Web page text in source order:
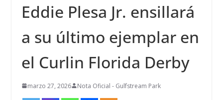
Eddie Plesa Jr. ensillará
a su último ejemplar en
el Curlin Florida Derby
marzo 27, 2026 Nota Oficial - Gulfstream Park